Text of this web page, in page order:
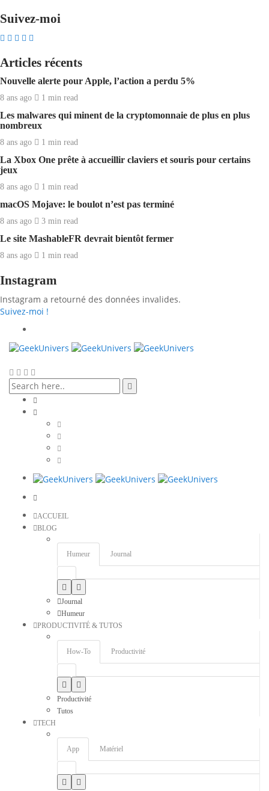
Suivez-moi
Articles récents
Nouvelle alerte pour Apple, l’action a perdu 5%
8 ans ago 1 min read
Les malwares qui minent de la cryptomonnaie de plus en plus
nombreux
8 ans ago 1 min read
La Xbox One prête à accueillir claviers et souris pour certains
jeux
8 ans ago 1 min read
macOS Mojave: le boulot n’est pas terminé
8 ans ago 3 min read
Le site MashableFR devrait bientôt fermer
8 ans ago 1 min read
Instagram
Instagram a retourné des données invalides.
Suivez-moi !
ACCUEIL
BLOG
Humeur Journal
Journal
Humeur
PRODUCTIVITÉ & TUTOS
How-To Productivité
Productivité
Tutos
TECH
App Matériel